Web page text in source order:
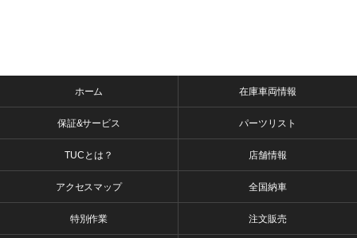
ホーム 在庫車両情報
保証&サービス パーツリスト
TUCとは？ 店舗情報
アクセスマップ 全国納車
特別作業 注文販売